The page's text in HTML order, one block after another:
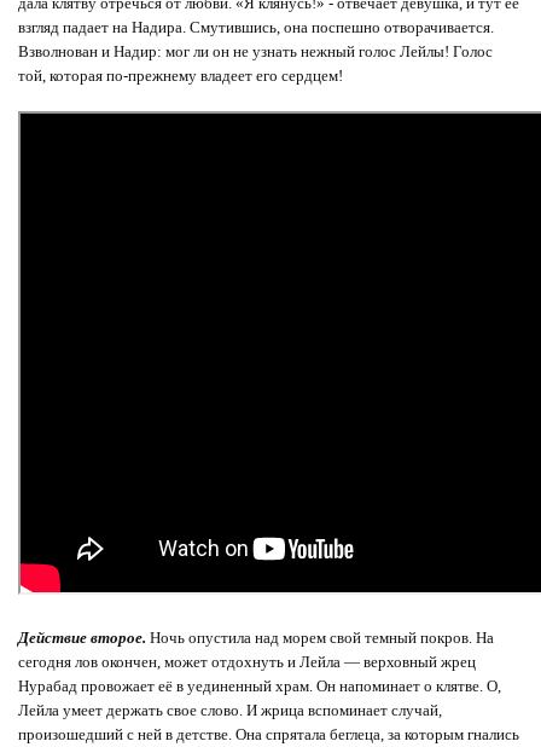
взгляд падает на Надира. Смутившись, она поспешно отворачивается.
Взволнован и Надир: мог ли он не узнать нежный голос Лейлы! Голос
той, которая по-прежнему владеет его сердцем!
Действие второе. Ночь опустила над морем свой темный покров. На
сегодня лов окончен, может отдохнуть и Лейла — верховный жрец
Нурабад провожает её в уединенный храм. Он напоминает о клятве. О,
Лейла умеет держать свое слово. И жрица вспоминает случай,
произошедший с ней в детстве. Она спрятала беглеца, за которым гнались